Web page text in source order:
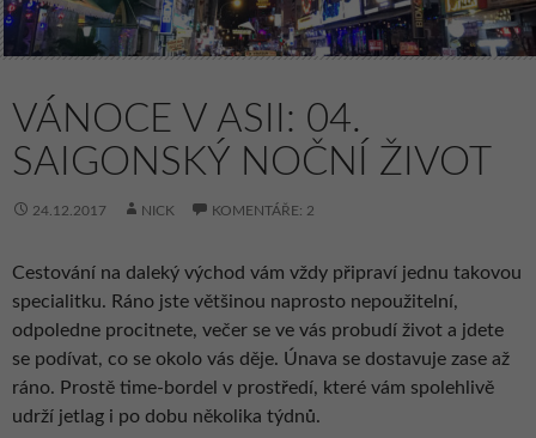
VÁNOCE V ASII: 04.
SAIGONSKÝ NOČNÍ ŽIVOT
24.12.2017 NICK KOMENTÁŘE: 2
Cestování na daleký východ vám vždy připraví jednu takovou
specialitku. Ráno jste většinou naprosto nepoužitelní,
odpoledne procitnete, večer se ve vás probudí život a jdete
se podívat, co se okolo vás děje. Únava se dostavuje zase až
ráno. Prostě time-bordel v prostředí, které vám spolehlivě
udrží jetlag i po dobu několika týdnů.